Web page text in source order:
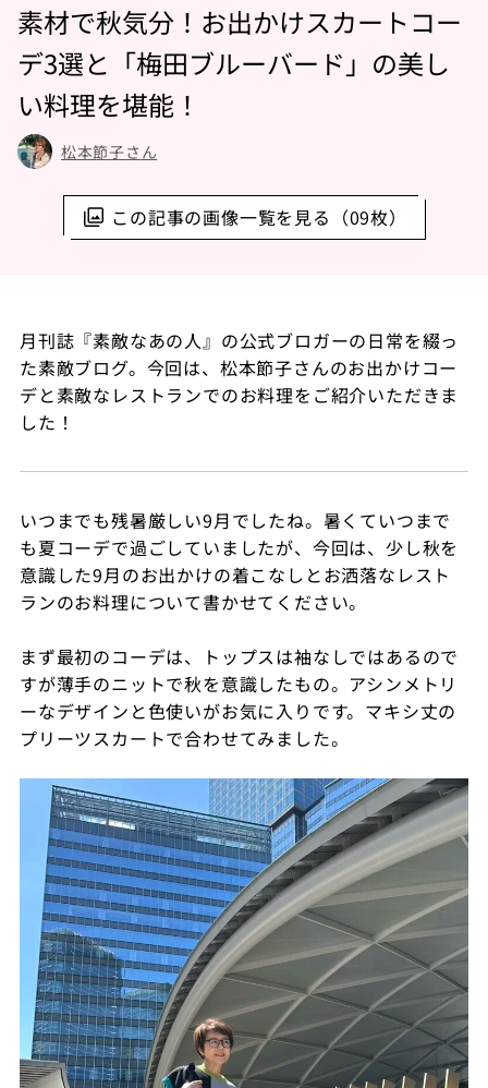
この記事の画像一覧を見る（09枚）
素材で秋気分！お出かけスカートコー
デ3選と「梅田ブルーバード」の美し
い料理を堪能！
松本節子さん
月刊誌『素敵なあの人』の公式ブロガーの日常を綴っ
た素敵ブログ。今回は、松本節子さんのお出かけコー
デと素敵なレストランでのお料理をご紹介いただきま
した！
いつまでも残暑厳しい9月でしたね。暑くていつまで
も夏コーデで過ごしていましたが、今回は、少し秋を
意識した9月のお出かけの着こなしとお洒落なレスト
ランのお料理について書かせてください。
まず最初のコーデは、トップスは袖なしではあるので
すが薄手のニットで秋を意識したもの。アシンメトリ
ーなデザインと色使いがお気に入りです。マキシ丈の
プリーツスカートで合わせてみました。